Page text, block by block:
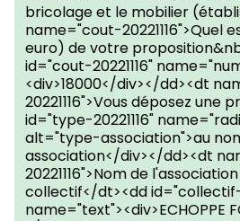
bricolage et le mobilier
name="cout-20221116">Quel
euro) de votre
id="cout-20221116"
<div>18000</div></dd><dt
20221116">Vous déposez une
id="type-20221116"
alt="type-association">au
association</div></dd><dt
20221116">Nom de
collectif</dt><dd id="collectif-
name="text"><div>ECHOPPE